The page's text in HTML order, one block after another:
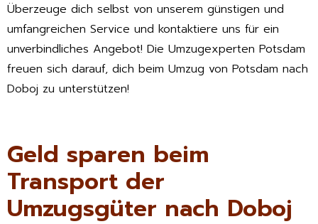
Überzeuge dich selbst von unserem günstigen und
umfangreichen Service und kontaktiere uns für ein
unverbindliches Angebot! Die Umzugexperten Potsdam
freuen sich darauf, dich beim Umzug von Potsdam nach
Doboj zu unterstützen!
Geld sparen beim
Transport der
Umzugsgüter nach Doboj